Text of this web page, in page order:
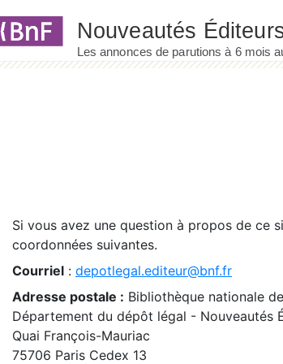
Si vous avez une question à propos de ce
coordonnées suivantes.
Courriel : depotlegal.editeur@bnf.fr
Adresse postale : Bibliothèque nationale
Département du dépôt légal - Nouveautés
Quai François-Mauriac
75706 Paris Cedex 13